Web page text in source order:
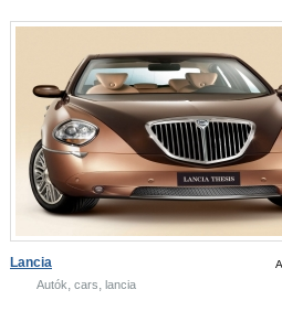
Lancia
Autók, cars, lancia